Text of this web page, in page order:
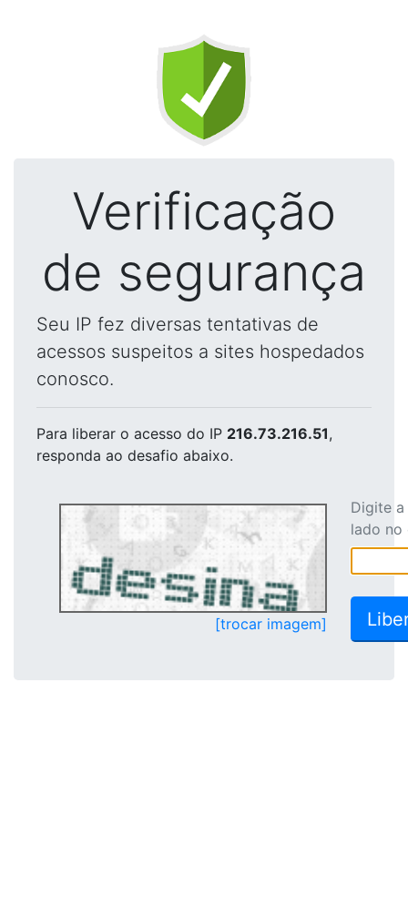
Verificação
de segurança
Seu IP fez diversas tentativas de
acessos suspeitos a sites hospedados
conosco.
Para liberar o acesso do IP 216.73.216.51,
responda ao desafio abaixo.
[trocar imagem]
Digite
lado no